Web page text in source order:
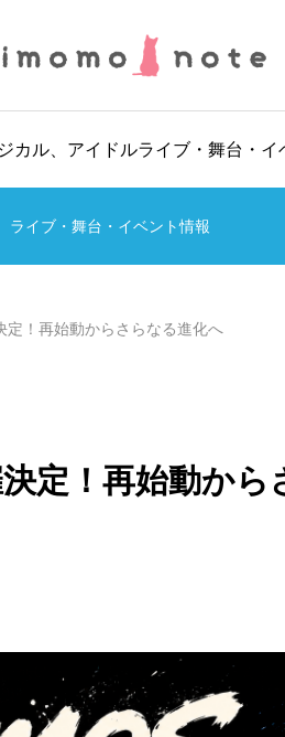
カル、アイドルライブ・舞台・イ
ライブ・舞台・イベント情報
定！再始動からさらなる進化へ
定！再始動から